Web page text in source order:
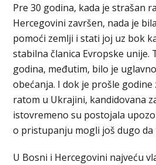
Pre 30 godina, kada je strašan
Hercegovini završen, nada je
pomoći zemlji i stati joj uz bok
stabilna članica Evropske unije.
godina, međutim, bilo je
obećanja. I dok je prošle
ratom u Ukrajini, kandidovana
istovremeno su postojala
o pristupanju mogli još dugo da
U Bosni i Hercegovini najveću